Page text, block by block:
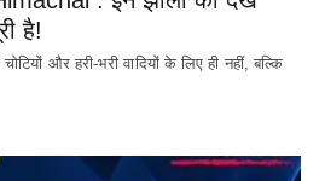
है!
और हरी-भरी वादियों के लिए ही नहीं, बल्कि